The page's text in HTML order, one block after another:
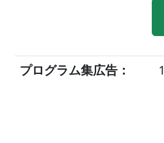
プログラム集広告：